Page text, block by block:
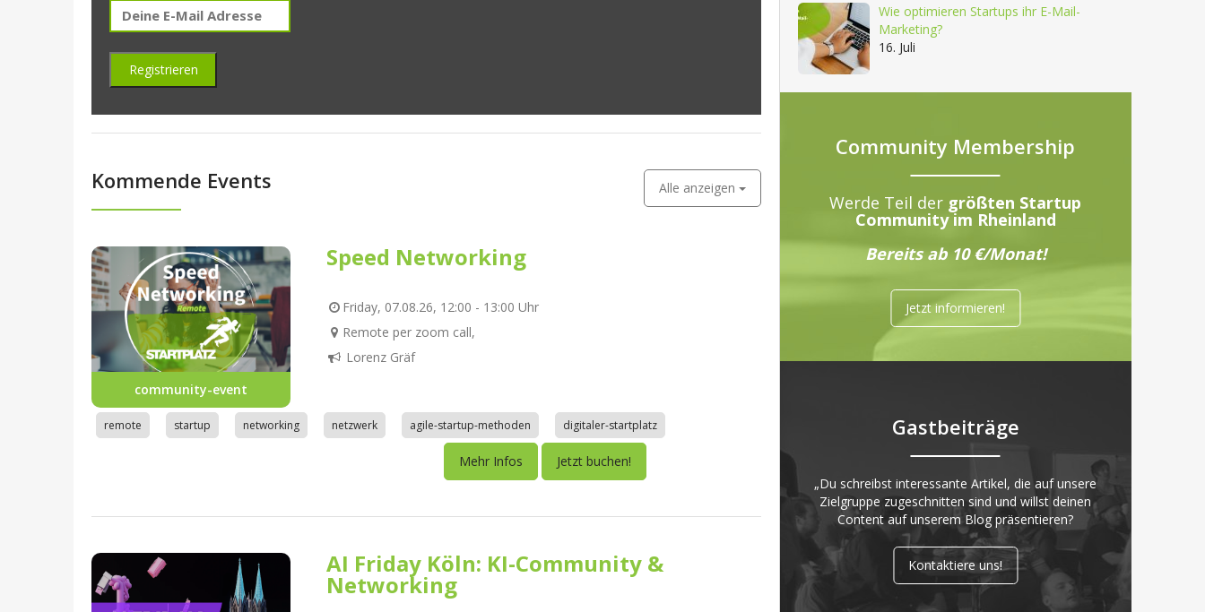
Kommende Events Alle anzeigen
community-event
Speed Networking
Friday, 07.08.26, 12:00 - 13:00 Uhr
Remote per zoom call,
Lorenz Gräf
remote startup networking netzwerk agile-startup-methoden digitaler-startplatz
Mehr Infos Jetzt buchen!
AI Friday Köln: KI-Community &
Networking
Wie optimieren Startups ihr E-Mail-
Marketing?
16. Juli
Community Membership
Werde Teil der größten Startup
Community im Rheinland
Bereits ab 10 €/Monat!
Jetzt informieren!
Gastbeiträge
„Du schreibst interessante Artikel, die auf unsere
Zielgruppe zugeschnitten sind und willst deinen
Content auf unserem Blog präsentieren?
Kontaktiere uns!